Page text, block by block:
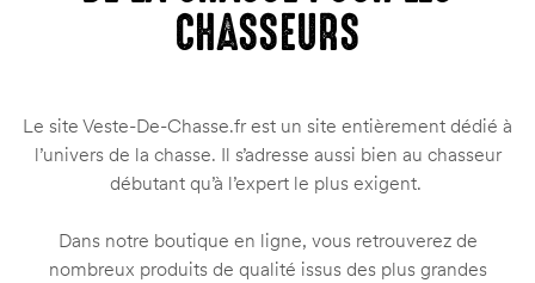
CHASSEURS
Le site Veste-De-Chasse.fr est un site entièrement dédié à
l’univers de la chasse. Il s’adresse aussi bien au chasseur
débutant qu’à l’expert le plus exigent.
Dans notre boutique en ligne, vous retrouverez de
nombreux produits de qualité issus des plus grandes